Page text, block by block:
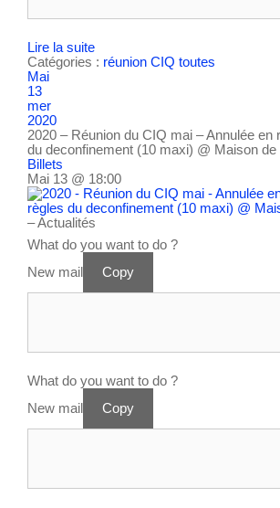
Lire la suite
Catégories : réunion CIQ toutes
Mai
13
mer
2020
2020 – Réunion du CIQ mai – Annulée en
du deconfinement (10 maxi) @ Maison de
Billets
Mai 13 @ 18:00
– Actualités
What do you want to do ?
New mail
Copy
What do you want to do ?
New mail
Copy